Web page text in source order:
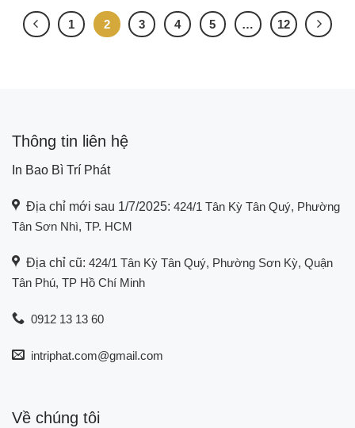
1 2 3 4 5 … 12
Thông tin liên hệ
In Bao Bì Trí Phát
Địa chỉ mới sau 1/7/2025: 424/1 Tân Kỳ Tân Quý, Phường
Tân Sơn Nhì, TP. HCM
Địa chỉ cũ: 424/1 Tân Kỳ Tân Quý, Phường Sơn Kỳ, Quận
Tân Phú, TP Hồ Chí Minh
0912 13 13 60
intriphat.com@gmail.com
Về chúng tôi